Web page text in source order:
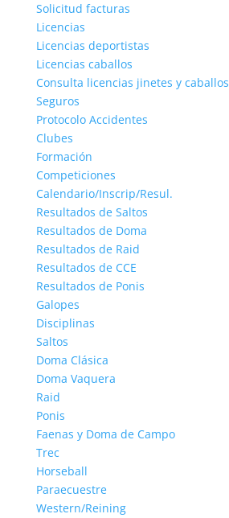
Solicitud facturas
Licencias
Licencias deportistas
Licencias caballos
Consulta licencias jinetes y caballos
Seguros
Protocolo Accidentes
Clubes
Formación
Competiciones
Calendario/Inscrip/Resul.
Resultados de Saltos
Resultados de Doma
Resultados de Raid
Resultados de CCE
Resultados de Ponis
Galopes
Disciplinas
Saltos
Doma Clásica
Doma Vaquera
Raid
Ponis
Faenas y Doma de Campo
Trec
Horseball
Paraecuestre
Western/Reining